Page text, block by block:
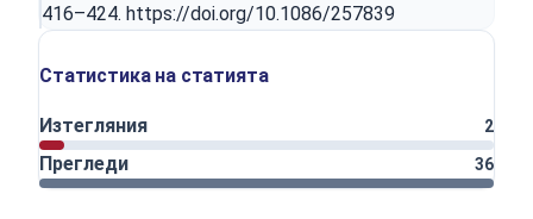
416–424. https://doi.org/10.1086/257839
Статистика на статията
Изтегляния 2
Прегледи 36